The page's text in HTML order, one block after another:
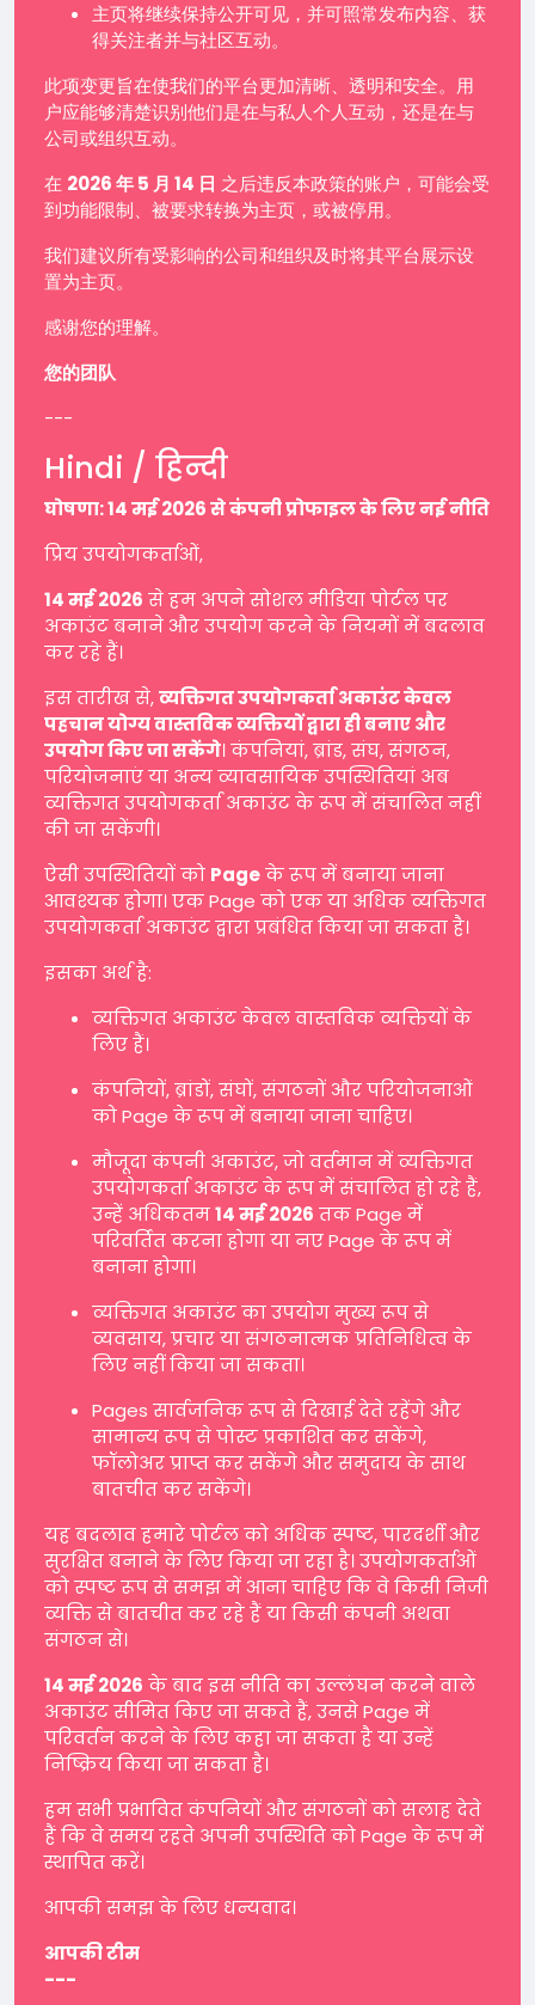
主页将继续保持公开可见，并可照常发布内容、获
得关注者并与社区互动。
此项变更旨在使我们的平台更加清晰、透明和安全。用
户应能够清楚识别他们是在与私人个人互动，还是在与
公司或组织互动。
在 2026 年 5 月 14 日 之后违反本政策的账户，可能会受
到功能限制、被要求转换为主页，或被停用。
我们建议所有受影响的公司和组织及时将其平台展示设
置为主页。
感谢您的理解。
您的团队
---
Hindi / हिन्दी
घोषणा: 14 मई 2026 से कंपनी प्रोफाइल के लिए नई नीति
प्रिय उपयोगकर्ताओं,
14 मई 2026 से हम अपने सोशल मीडिया पोर्टल पर
अकाउंट बनाने और उपयोग करने के नियमों में बदलाव
कर रहे हैं।
इस तारीख से,व्यक्तिगत उपयोगकर्ता अकाउंट केवल
पहचान योग्य वास्तविक व्यक्तियों द्वारा ही बनाए और
उपयोग किए जा सकेंगे। कंपनियां, ब्रांड, संघ, संगठन,
परियोजनाएं या अन्य व्यावसायिक उपस्थितियां अब
व्यक्तिगत उपयोगकर्ता अकाउंट के रूप में संचालित नहीं
की जा सकेंगी।
ऐसी उपस्थितियों को Pageके रूप में बनाया जाना
आवश्यक होगा। एक Page को एक या अधिक व्यक्तिगत
उपयोगकर्ता अकाउंट द्वारा प्रबंधित किया जा सकता है।
इसका अर्थ है:
व्यक्तिगत अकाउंट केवल वास्तविक व्यक्तियों के
लिए हैं।
कंपनियों, ब्रांडों, संघों, संगठनों और परियोजनाओं
को Page के रूप में बनाया जाना चाहिए।
मौजूदा कंपनी अकाउंट, जो वर्तमान में व्यक्तिगत
उपयोगकर्ता अकाउंट के रूप में संचालित हो रहे हैं,
उन्हें अधिकतम14 मई 2026 तक Page में
परिवर्तित करना होगा या नए Page के रूप में
बनाना होगा।
व्यक्तिगत अकाउंट का उपयोग मुख्य रूप से
व्यवसाय, प्रचार या संगठनात्मक प्रतिनिधित्व के
लिए नहीं किया जा सकता।
Pages सार्वजनिक रूप से दिखाई देते रहेंगे और
सामान्य रूप से पोस्ट प्रकाशित कर सकेंगे,
फॉलोअर प्राप्त कर सकेंगे और समुदाय के साथ
बातचीत कर सकेंगे।
यह बदलाव हमारे पोर्टल को अधिक स्पष्ट, पारदर्शी और
सुरक्षित बनाने के लिए किया जा रहा है। उपयोगकर्ताओं
को स्पष्ट रूप से समझ में आना चाहिए कि वे किसी निजी
व्यक्ति से बातचीत कर रहे हैं या किसी कंपनी अथवा
संगठन से।
14 मई 2026 के बाद इस नीति का उल्लंघन करने वाले
अकाउंट सीमित किए जा सकते हैं, उनसे Page में
परिवर्तन करने के लिए कहा जा सकता है या उन्हें
निष्क्रिय किया जा सकता है।
हम सभी प्रभावित कंपनियों और संगठनों को सलाह देते
हैं कि वे समय रहते अपनी उपस्थिति को Page के रूप में
स्थापित करें।
आपकी समझ के लिए धन्यवाद।
आपकी टीम
---